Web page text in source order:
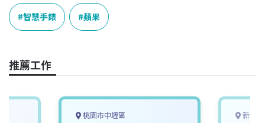
o
o
d
s
d
智慧手錶 蘋果
推薦工作
桃園市中壢區 新竹